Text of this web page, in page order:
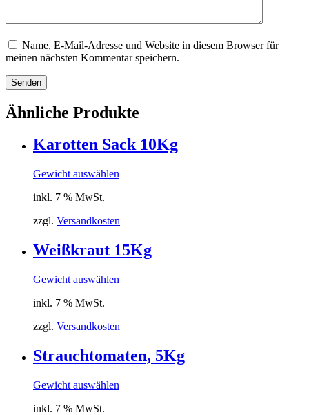
Name, E-Mail-Adresse und Website in diesem Browser für
meinen nächsten Kommentar speichern.
Senden
Ähnliche Produkte
Karotten Sack 10Kg
Gewicht auswählen
inkl. 7 % MwSt.
zzgl. Versandkosten
Weißkraut 15Kg
Gewicht auswählen
inkl. 7 % MwSt.
zzgl. Versandkosten
Strauchtomaten, 5Kg
Gewicht auswählen
inkl. 7 % MwSt.